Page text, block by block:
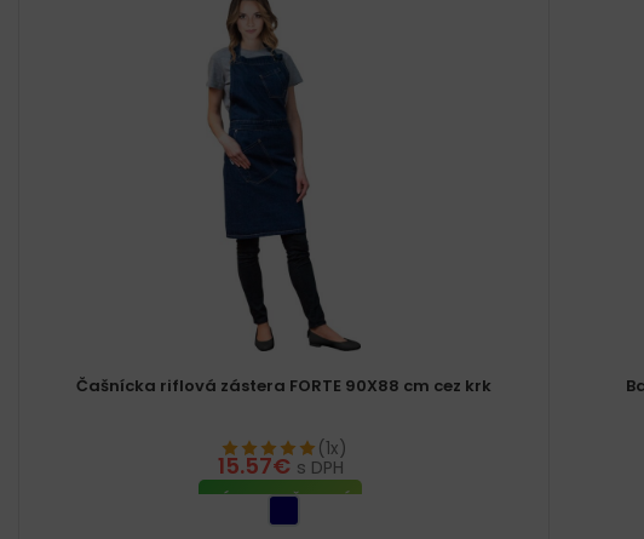
Čašnícka riflová zástera FORTE 90X88 cm cez krk
(1x)
15.57€ s DPH
VÝBER MOŽNOSTÍ